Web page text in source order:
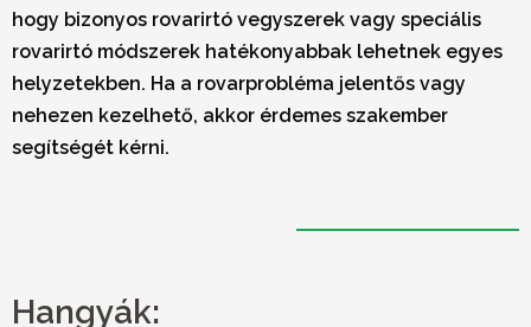
hogy bizonyos rovarirtó vegyszerek vagy speciális
rovarirtó módszerek hatékonyabbak lehetnek egyes
helyzetekben. Ha a rovarprobléma jelentős vagy
nehezen kezelhető, akkor érdemes szakember
segítségét kérni.
Hangyák: